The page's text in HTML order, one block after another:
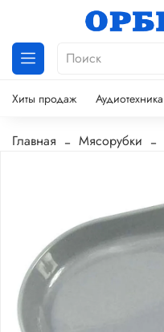
Хиты продаж Аудиотехника
Главная Мясорубки